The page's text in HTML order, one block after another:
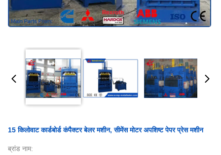
15 किलोवाट कार्डबोर्ड कंपैक्टर बेलर मशीन, सीमेंस मोटर अपशिष्ट पेपर प्रेस मशीन
ब्रांड नाम: